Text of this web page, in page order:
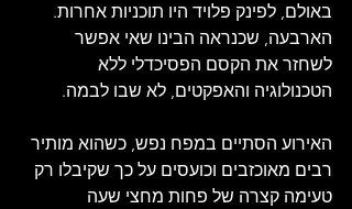
באולם, לפינק פלויד היו תוכניות אחרות.
הארבעה, שכנראה הבינו שאי אפשר
לשחזר את הקסם הפסיכדלי ללא
הטכנולוגיה והאפקטים, לא שבו לבמה.
האירוע הסתיים במפח נפש, כשהוא מותיר
רבים מאוכזבים וכועסים על כך שקיבלו רק
טעימה קצרה של פחות מחצי שעה